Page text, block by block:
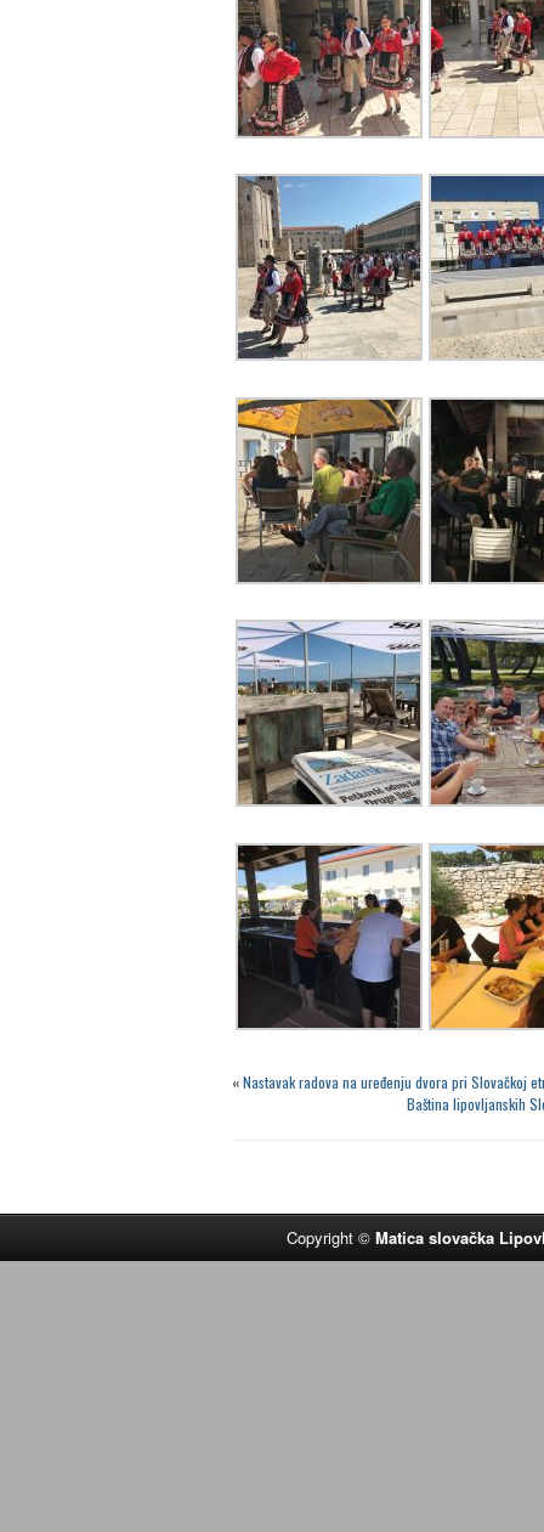
«Nastavak radova na uređenju dvora pri Slovačkoj
Baština lipovljanskih
Copyright ©Matica slovačka